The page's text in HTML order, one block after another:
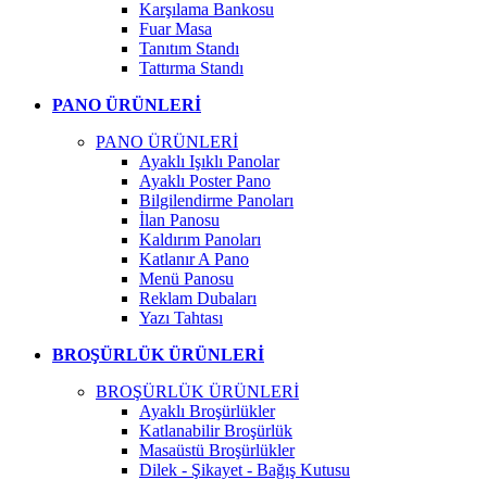
Karşılama Bankosu
Fuar Masa
Tanıtım Standı
Tattırma Standı
PANO ÜRÜNLERİ
PANO ÜRÜNLERİ
Ayaklı Işıklı Panolar
Ayaklı Poster Pano
Bilgilendirme Panoları
İlan Panosu
Kaldırım Panoları
Katlanır A Pano
Menü Panosu
Reklam Dubaları
Yazı Tahtası
BROŞÜRLÜK ÜRÜNLERİ
BROŞÜRLÜK ÜRÜNLERİ
Ayaklı Broşürlükler
Katlanabilir Broşürlük
Masaüstü Broşürlükler
Dilek - Şikayet - Bağış Kutusu